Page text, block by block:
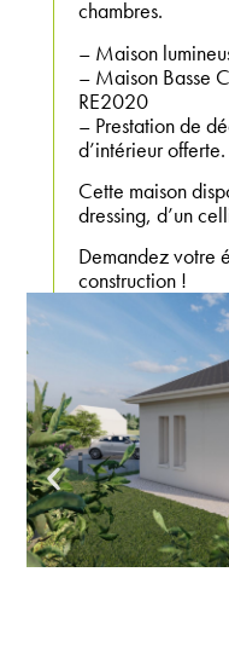
chambres.
– Maison
– Maison Basse
RE2020
– Prestation de
d’intérieur offerte.
Cette maison
dressing, d’un
Demandez votre
construction !